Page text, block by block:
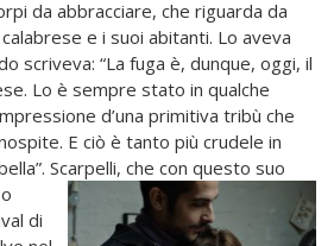
da abbracciare, che riguarda da
e i suoi abitanti. Lo aveva
scriveva: “La fuga è, dunque, oggi, il
Lo è sempre stato in qualche
d’una primitiva tribù che
E ciò è tanto più crudele in
Scarpelli, che con questo suo
di